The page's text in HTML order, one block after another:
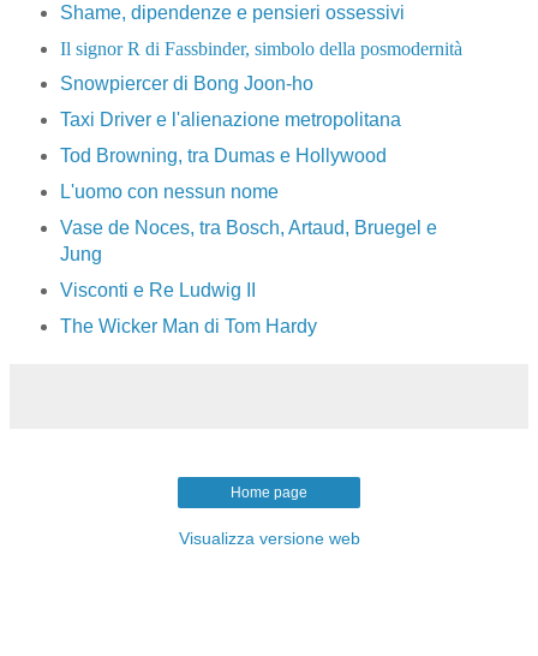
Shame, dipendenze e pensieri ossessivi
Il signor R di Fassbinder, simbolo della posmodernità
Snowpiercer di Bong Joon-ho
Taxi Driver e l'alienazione metropolitana
Tod Browning, tra Dumas e Hollywood
L'uomo con nessun nome
Vase de Noces, tra Bosch, Artaud, Bruegel e
Jung
Visconti e Re Ludwig II
The Wicker Man di Tom Hardy
Home page
Visualizza versione web